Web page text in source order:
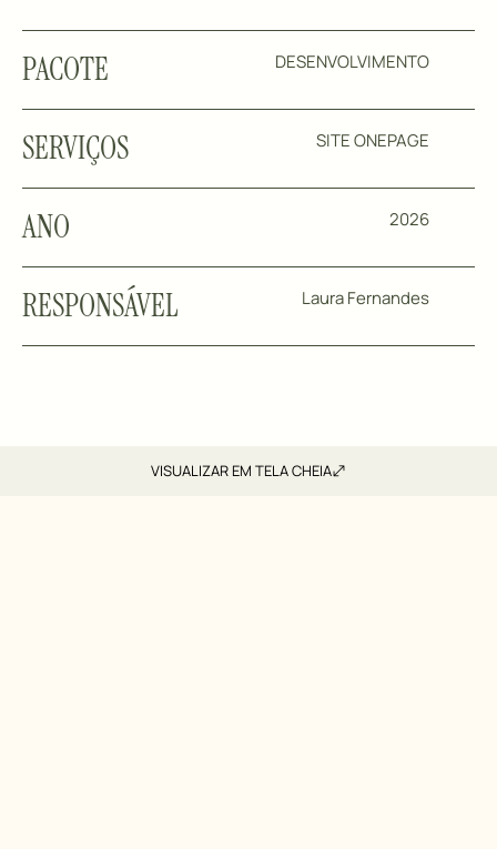
PACOTE DESENVOLVIMENTO
SERVIÇOS SITE ONEPAGE
ANO 2026
RESPONSÁVEL Laura Fernandes
VISUALIZAR EM TELA CHEIA